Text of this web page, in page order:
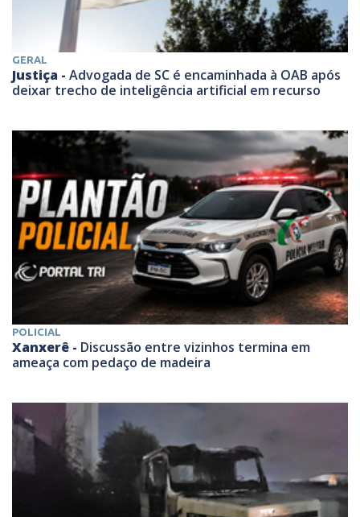
GERAL
Justiça - Advogada de SC é encaminhada à OAB após
deixar trecho de inteligência artificial em recurso
POLICIAL
Xanxerê - Discussão entre vizinhos termina em
ameaça com pedaço de madeira